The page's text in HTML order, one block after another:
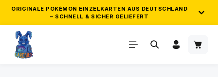
ORIGINALE POKÉMON EINZELKARTEN AUS DEUTSCHLAND
– SCHNELL & SICHER GELIEFERT
ZUVERLÄSSIGER VERSAND & GEPRÜFTE
QUALITÄT
Zum Hauptinhalt springen